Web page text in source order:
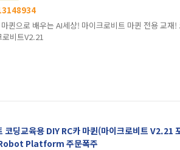
퀸으로 배우는 AI세상! 마이크로비트 마퀸 전용 교
비트V2.21
코딩교육용 DIY RC카 마퀸(마이크로비트
Platform 주문폭주